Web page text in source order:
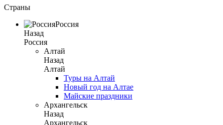
Страны
Россия
Назад
Россия
Алтай
Назад
Алтай
Туры на Алтай
Новый год на Алтае
Майские праздники
Архангельск
Назад
Архангельск